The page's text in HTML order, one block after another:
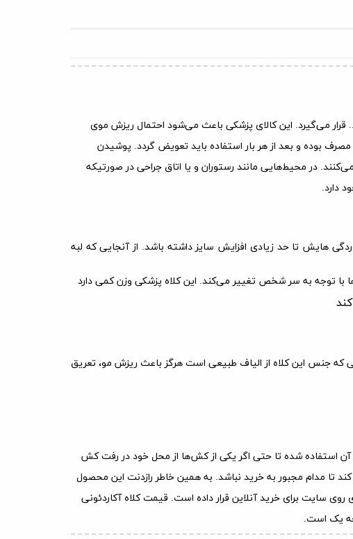
... قرار می‌گیرد. این کالای پزشکی باعث می‌شود احتمال ریزش موی
مصرف بوده و بعد از هر بار استفاده باید تعویض گردد. پوشیدن
در محیط‌هایی مانند رستوران و یا اتاق جراحی در صورتیکه
دارد.
هایش تا حد زیادی افزایش سایز داشته باشد. از آنجایی که لبه
با توجه به سر شخص تغییر می‌کند. این کلاه پزشکی وزن کمی دارد
جنس این کلاه از الیاف طبیعی است هرگز باعث ریزش مو، تعریق
تا مدام مجبور به خرید نباشد. به همین خاطر رازدنت این محصول
سایت برای خرید آنلاین قرار داده است. قیمت کلاه آکاردئونی
یک است.